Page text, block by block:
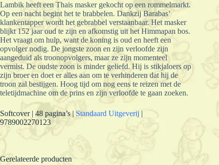
Lambik heeft een Thais masker gekocht op een rommelmarkt.
Op een nacht begint het te brabbelen. Dankzij Barabas’
klankentapper wordt het gebrabbel verstaanbaar. Het masker
blijkt 152 jaar oud te zijn en afkomstig uit het Himmapan bos.
Het vraagt om hulp, want de koning is oud en heeft een
opvolger nodig. De jongste zoon en zijn verloofde zijn
aangeduid als troonopvolgers, maar ze zijn momenteel
vermist. De oudste zoon is minder geliefd. Hij is stikjaloers op
zijn broer en doet er alles aan om te verhinderen dat hij de
troon zal bestijgen. Hoog tijd om nog eens te reizen met de
teletijdmachine om de prins en zijn verloofde te gaan zoeken.
Softcover | 48 pagina’s | Standaard Uitgeverij |
9789002270123
Gerelateerde producten